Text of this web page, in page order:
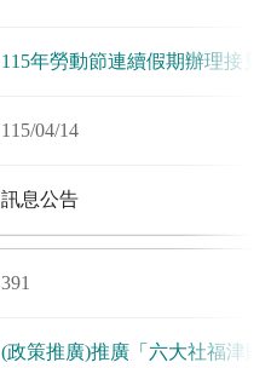
115年勞動節連續假期辦理接見
115/04/14
訊息公告
391
(政策推廣)推廣「六大社福津